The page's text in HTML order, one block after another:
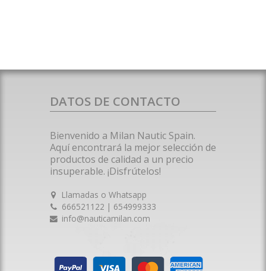
DATOS DE CONTACTO
Bienvenido a Milan Nautic Spain.
Aquí encontrará la mejor selección de
productos de calidad a un precio
insuperable. ¡Disfrútelos!
Llamadas o Whatsapp
666521122 | 654999333
info@nauticamilan.com